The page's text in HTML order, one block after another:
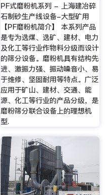
PF式磨粉机系列 - 上海建冶碎
石制砂生产线设备-大型矿用
【PF磨粉机简介】 本系列产品
是专为选煤、选矿、建材、电力
及化工等行业作物料分级而设计
的筛分设备。磨粉机具有结构先
进、激振力强、振动噪音小、易
于维修、坚固耐用等特点。广泛
应用于矿山、建材、交通、能
源、化工等行业的产品分级，是
磨粉筛分联合设备上的理想机
型.